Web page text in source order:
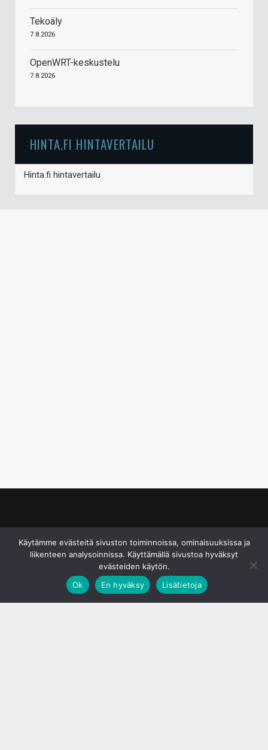
Tekoäly
7.8.2026
OpenWRT-keskustelu
7.8.2026
HINTA.FI HINTAVERTAILU
Hinta.fi hintavertailu
Käytämme evästeitä sivuston toiminnoissa, ominaisuuksissa ja
liikenteen analysoinnissa. Käyttämällä sivustoa hyväksyt
evästeiden käytön.
Ok
En hyväksy Lisätietoja